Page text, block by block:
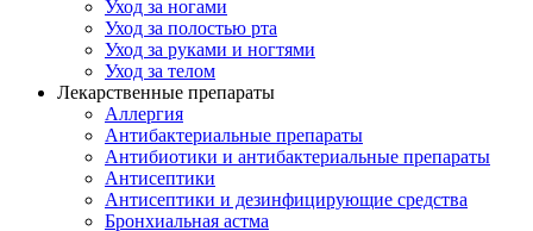
Уход за ногами
Уход за полостью рта
Уход за руками и ногтями
Уход за телом
Лекарственные препараты
Аллергия
Антибактериальные препараты
Антибиотики и антибактериальные препараты
Антисептики
Антисептики и дезинфицирующие средства
Бронхиальная астма